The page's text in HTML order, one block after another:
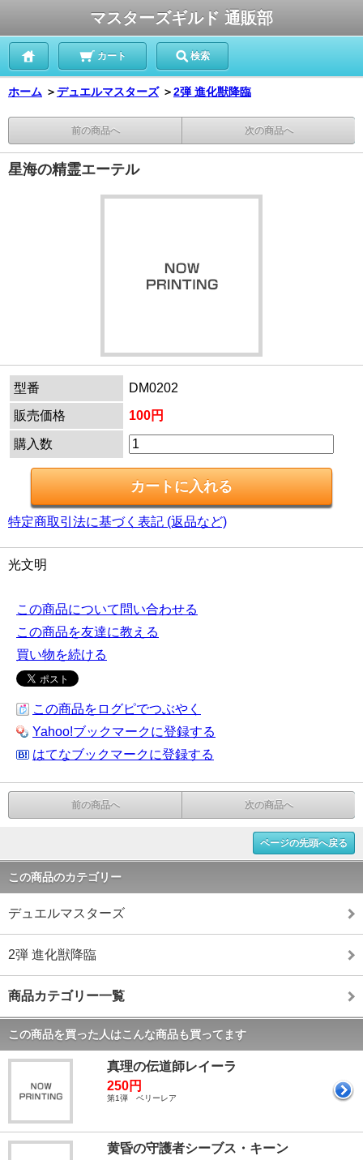
マスターズギルド 通販部
カート 検索
ホーム ＞デュエルマスターズ ＞2弾 進化獣降臨
前の商品へ 次の商品へ
星海の精霊エーテル
型番
DM0202
販売価格
100円
購入数
特定商取引法に基づく表記 (返品など)
光文明
この商品について問い合わせる
この商品を友達に教える
買い物を続ける
この商品をログピでつぶやく
Yahoo!ブックマークに登録する
はてなブックマークに登録する
前の商品へ 次の商品へ
ページの先頭へ戻る
この商品のカテゴリー
デュエルマスターズ
2弾 進化獣降臨
商品カテゴリー一覧
この商品を買った人はこんな商品も買ってます
真理の伝道師レイーラ
250円
第1弾 ベリーレア
黄昏の守護者シーブス・キーン